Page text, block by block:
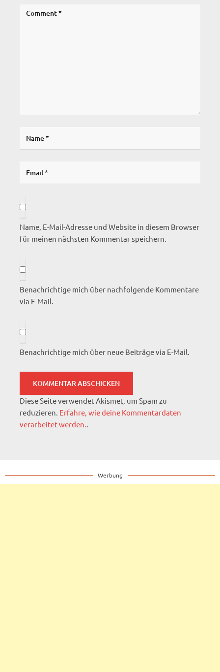
Name, E-Mail-Adresse und Website in diesem Browser
für meinen nächsten Kommentar speichern.
Benachrichtige mich über nachfolgende Kommentare
via E-Mail.
Benachrichtige mich über neue Beiträge via E-Mail.
Diese Seite verwendet Akismet, um Spam zu
reduzieren. Erfahre, wie deine Kommentardaten
verarbeitet werden..
Werbung